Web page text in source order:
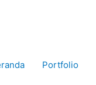
Portfolio